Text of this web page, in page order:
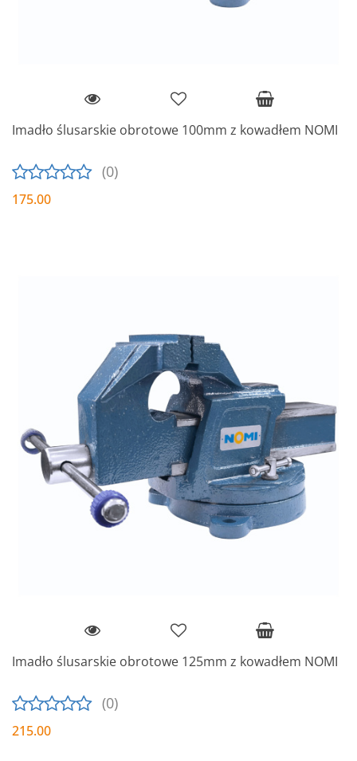
Imadło ślusarskie obrotowe 100mm z kowadłem NOMI
(0)
175.00
Imadło ślusarskie obrotowe 125mm z kowadłem NOMI
(0)
215.00